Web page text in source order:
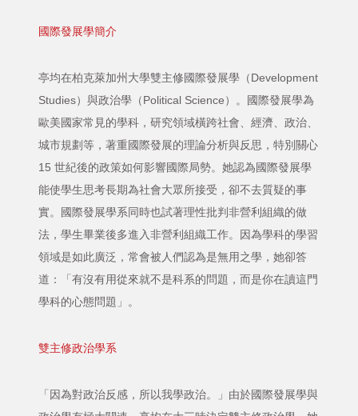
國際發展學簡介
亭均在柏克萊加州大學雙主修國際發展學（Development
Studies）與政治學（Political Science）。國際發展學為
歐美國家常見的學科，研究領域橫跨社會、經濟、政治、
城市規劃等，著重國際發展的理論分析與反思，特別關心
15 世紀後的政策如何影響國際局勢。她認為國際發展學
能使學生思考長期為社會大眾所接受，卻不去質疑的事
實。國際發展學系同時也試著理性批判非營利組織的做
法，學生畢業後多進入非營利組織工作。因為學科的學習
領域是如此廣泛，常會被人們認為是無用之學，她卻答
道：「有沒有用從來就不是科系的問題，而是你在讀這門
學科的心態問題」。
雙主修政治學系
「因為對政治反感，所以我學政治。」由於國際發展學與